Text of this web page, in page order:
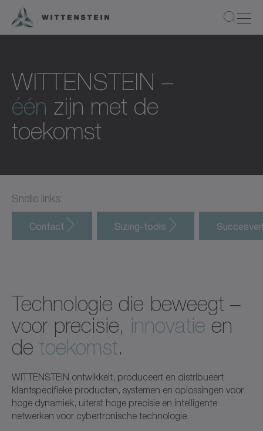
WITTENSTEIN –
één zijn met de
toekomst
Snelle links:
Contact Sizing-tools
Technologie die beweegt –
voor precisie, innovatie en
de toekomst.
WITTENSTEIN ontwikkelt, produceert en distribueert
klantspecifieke producten, systemen en oplossingen voor
hoge dynamiek, uiterst hoge precisie en intelligente
netwerken voor cybertronische technologie.